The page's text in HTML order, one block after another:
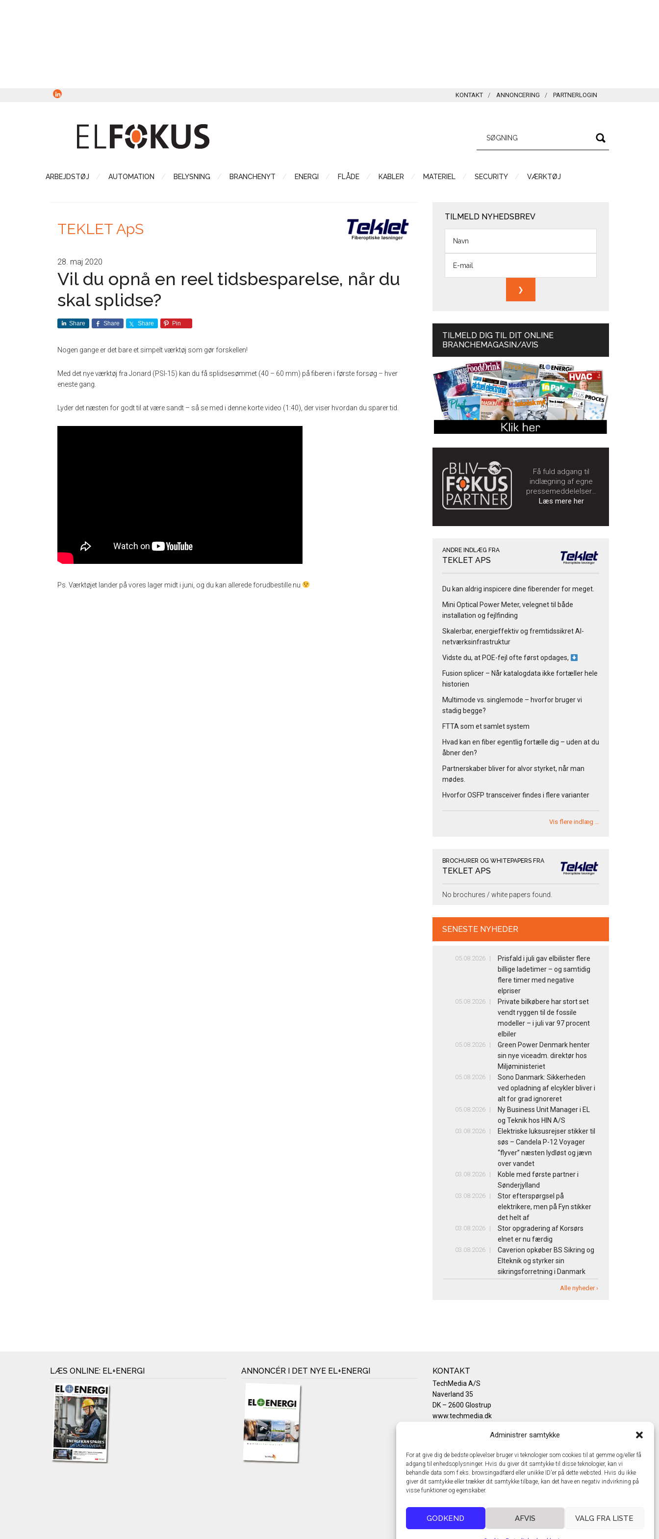
Administrer samtykke
For at give dig de bedste oplevelser bruger vi teknologier som cookies til at gemme og/eller få
adgang til enhedsoplysninger. Hvis du giver dit samtykke til disse teknologier, kan vi
behandle data som f.eks. browsingadfærd eller unikke ID'er på dette websted. Hvis du ikke
giver dit samtykke eller trækker dit samtykke tilbage, kan det have en negativ indvirkning på
visse funktioner og egenskaber.
GODKEND AFVIS VALG FRA LISTE
KONTAKT ANNONCERING PARTNERLOGIN
ARBEJDSTØJ AUTOMATION BELYSNING BRANCHENYT ENERGI FLÅDE KABLER MATERIEL SECURITY VÆRKTØJ
TEKLET ApS
28. maj 2020
Vil du opnå en reel tidsbesparelse, når du
skal splidse?
Share Share Share Pin
Nogen gange er det bare et simpelt værktøj som gør forskellen!
Med det nye værktøj fra Jonard (PSI-15) kan du få splidsesømmet (40 – 60 mm) på fiberen i første forsøg – hver
eneste gang.
Lyder det næsten for godt til at være sandt – så se med i denne korte video (1:40), der viser hvordan du sparer tid.
Ps. Værktøjet lander på vores lager midt i juni, og du kan allerede forudbestille nu
TILMELD NYHEDSBREV
TILMELD DIG TIL DIT ONLINE
BRANCHEMAGASIN/AVIS
Få fuld adgang til
indlægning af egne
pressemeddelelser…
Læs mere her
ANDRE INDLÆG FRA
TEKLET APS
Du kan aldrig inspicere dine fiberender for meget.
Mini Optical Power Meter, velegnet til både
installation og fejlfinding
Skalerbar, energieffektiv og fremtidssikret AI-
netværksinfrastruktur
Vidste du, at POE-fejl ofte først opdages,
Fusion splicer – Når katalogdata ikke fortæller hele
historien
Multimode vs. singlemode – hvorfor bruger vi
stadig begge?
FTTA som et samlet system
Hvad kan en fiber egentlig fortælle dig – uden at du
åbner den?
Partnerskaber bliver for alvor styrket, når man
mødes.
Hvorfor OSFP transceiver findes i flere varianter
Vis flere indlæg …
BROCHURER OG WHITEPAPERS FRA
TEKLET APS
No brochures / white papers found.
SENESTE NYHEDER
05.08.2026
Prisfald i juli gav elbilister flere
billige ladetimer – og samtidig
flere timer med negative
elpriser
05.08.2026
Private bilkøbere har stort set
vendt ryggen til de fossile
modeller – i juli var 97 procent
elbiler
05.08.2026
Green Power Denmark henter
sin nye viceadm. direktør hos
Miljøministeriet
05.08.2026
Sono Danmark: Sikkerheden
ved opladning af elcykler bliver i
alt for grad ignoreret
05.08.2026
Ny Business Unit Manager i EL
og Teknik hos HIN A/S
03.08.2026
Elektriske luksusrejser stikker til
søs – Candela P-12 Voyager
“flyver” næsten lydløst og jævn
over vandet
03.08.2026
Koble med første partner i
Sønderjylland
03.08.2026
Stor efterspørgsel på
elektrikere, men på Fyn stikker
det helt af
03.08.2026
Stor opgradering af Korsørs
elnet er nu færdig
03.08.2026
Caverion opkøber BS Sikring og
Elteknik og styrker sin
sikringsforretning i Danmark
Alle nyheder ›
LÆS ONLINE: EL+ENERGI ANNONCÉR I DET NYE EL+ENERGI KONTAKT
TechMedia A/S
Naverland 35
DK – 2600 Glostrup
www.techmedia.dk
info@techmedia.dk
Cookiepolitik